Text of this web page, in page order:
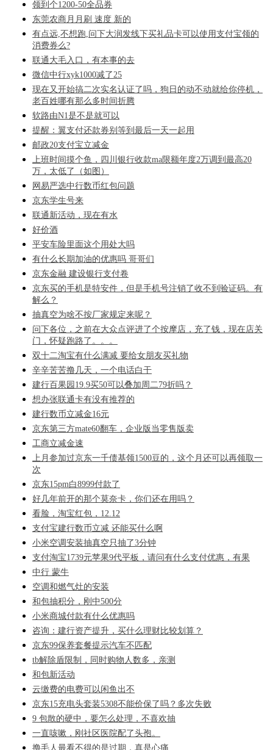
领到个1200-50全品券
东莞农商月月刷 速度 新的
有点远,不想跑,问下大润发线下买礼品卡可以使用支付宝领的
消费券么?
联通大毛入口，有本事的去
微信中行xyk1000减了25
现在又开始搞二次实名认证了吗，狗日的动不动就给你停机，
老百姓哪有那么多时间折腾
软路由N1是不是就可以
提醒：翼支付还款券别等到最后一天一起用
邮政20支付宝立减金
上班时间摸个鱼，四川银行收款ma限额年度2万调到最高20
万，太低了（如图）
网易严选中行数币红包问题
京东学生号来
联通新活动，现在有水
好价酒
平安车险里面这个用处大吗
有什么长期加油的优惠吗 哥哥们
京东金融 建设银行支付卷
京东买的手机是特安件，但是手机号注销了收不到验证码。有
解么？
抽真空为啥不按厂家规定来呢？
问下各位，之前在大众点评进了个按摩店，充了钱，现在店关
门，怀疑跑路了。。。
双十二淘宝有什么满减 要给女朋友买礼物
辛辛苦苦撸几天，一个电话白干
建行百果园19.9买50可以叠加周二79折吗？
想办张联通卡有没有推荐的
建行数币立减金16元
京东第三方mate60翻车，企业版当零售版卖
工商立减金速
上月参加过京东一千债基领1500豆的，这个月还可以再领取一
次
京东15pm白8999付款了
好几年前开的那个莫奈卡，你们还在用吗？
看脸，淘宝红包，12.12
支付宝建行数币立减 还能买什么啊
小米空调安装抽真空只抽了3分钟
支付淘宝1739元苹果9代平板，请问有什么支付优惠，有果
中行 蒙牛
空调和燃气灶的安装
和包抽积分，刚中500分
小米商城付款有什么优惠吗
咨询：建行资产提升，买什么理财比较划算？
京东99保养套餐提示汽车不匹配
tb解除盾限制，同时购物人数多，亲测
和包新活动
云缴费的电费可以闲鱼出不
京东15充电头套装5308不能价保了吗？多次失败
9 包散的硬中，要怎么处理，不喜欢抽
一直咳嗽，刚社区医院配了头孢。
撸毛人最看不得的是过期，真是心痛